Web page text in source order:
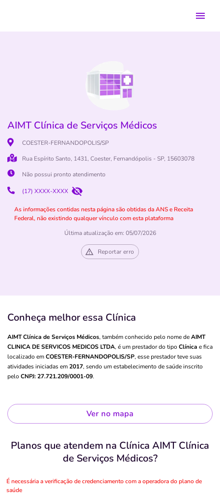
AIMT Clínica de Serviços Médicos
COESTER-FERNANDOPOLIS/SP
Rua Espírito Santo, 1431, Coester, Fernandópolis - SP, 15603078
Não possui pronto atendimento
(17) XXXX-XXXX
As informações contidas nesta página são obtidas da ANS e Receita
Federal, não existindo qualquer vínculo com esta plataforma
Última atualização em: 05/07/2026
Reportar erro
Conheça melhor essa Clínica
AIMT Clínica de Serviços Médicos, também conhecido pelo nome deAIMT
CLINICA DE SERVICOS MEDICOS LTDA, é um prestador do tipo Clínica e fica
localizado emCOESTER-FERNANDOPOLIS/SP, esse prestador teve suas
atividades iniciadas em2017, sendo um estabelecimento de saúde inscrito
pelo CNPJ: 27.721.209/0001-09.
Ver no mapa
Planos que atendem na Clínica AIMT Clínica
de Serviços Médicos?
É necessária a verificação de credenciamento com a operadora do plano de
saúde